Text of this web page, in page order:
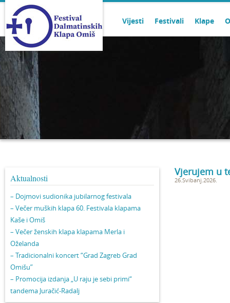
Vijesti Festivali Klape
Aktualnosti
– Dojmovi sudionika jubilarnog festivala
– Večer muških klapa 60. Festivala klapama
Kaše i Omiš
– Večer ženskih klapa klapama Merla i
Oželanda
– Tradicionalni koncert “Grad Zagreb Grad
Omišu”
– Promocija izdanja „U raju je sebi primi“
tandema Juračić-Radalj
Vjerujem u
26.Svibanj.2026.